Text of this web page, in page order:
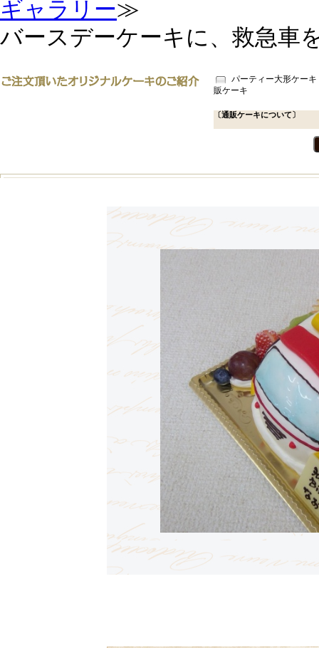
ギャラリー≫
バースデーケーキに、救急車
パーティー大形ケーキ
販ケーキ
〔通販ケーキについて〕